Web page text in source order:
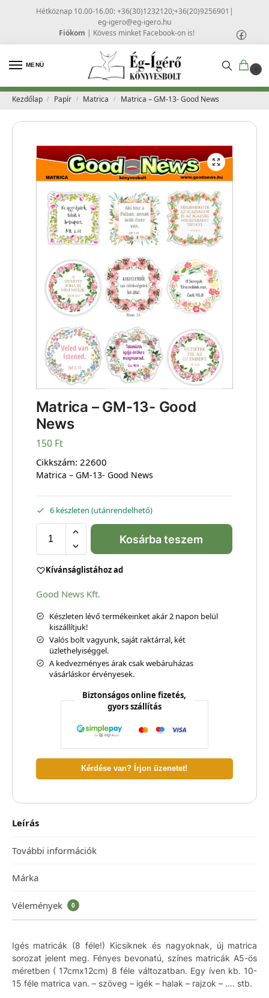
Hétköznap 10.00-16.00: +36(30)1232120;+36(20)9256901 |
eg-igero@eg-igero.hu
Fiókom | Kövess minket Facebook-on is!
MENÜ
0
Kezdőlap / Papír / Matrica / Matrica – GM-13- Good News
Matrica – GM-13- Good
News
150 Ft
Cikkszám: 22600
Matrica – GM-13- Good News
6 készleten (utánrendelhető)
Kosárba teszem
Kívánságlistához ad
Good News Kft.
Készleten lévő termékeinket akár 2 napon belül
kiszállítjuk!
Valós bolt vagyunk, saját raktárral, két
üzlethelyiséggel.
A kedvezményes árak csak webáruházas
vásárláskor érvényesek.
Biztonságos online fizetés,
gyors szállítás
Kérdése van? Írjon üzenetet!
Leírás
További információk
Márka
Vélemények 0
Igés matricák (8 féle!) Kicsiknek és nagyoknak, új matrica
sorozat jelent meg. Fényes bevonatú, színes matricák A5-ös
méretben ( 17cmx12cm) 8 féle változatban. Egy íven kb. 10-
15 féle matrica van. – szöveg – igék – halak – rajzok – …. stb.